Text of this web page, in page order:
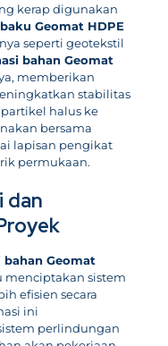
kerap digunakan
Geomat HDPE
seperti geotekstil
bahan Geomat
memberikan
stabilitas
halus ke
bersama
lapisan pengikat
permukaan.
dan
Geomat
menciptakan sistem
efisien secara
ini
perlindungan